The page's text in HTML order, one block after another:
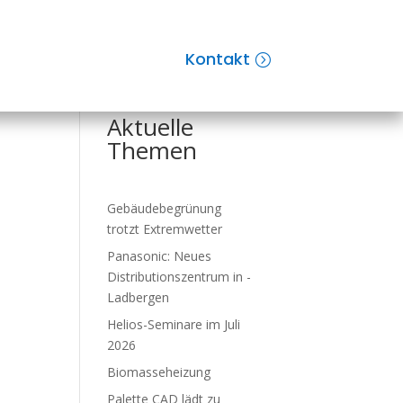
KontaktSuchen
Aktuelle
Themen
Gebäude­be­grü­nung
trotzt Ex­trem­wet­ter
Panasonic: Neues
Distributions­zent­rum in ­
Ladbergen
Helios-Seminare im Juli
2026
Biomasseheizung
Palette CAD lädt zu